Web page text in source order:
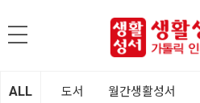
ALL 도서 월간생활성서